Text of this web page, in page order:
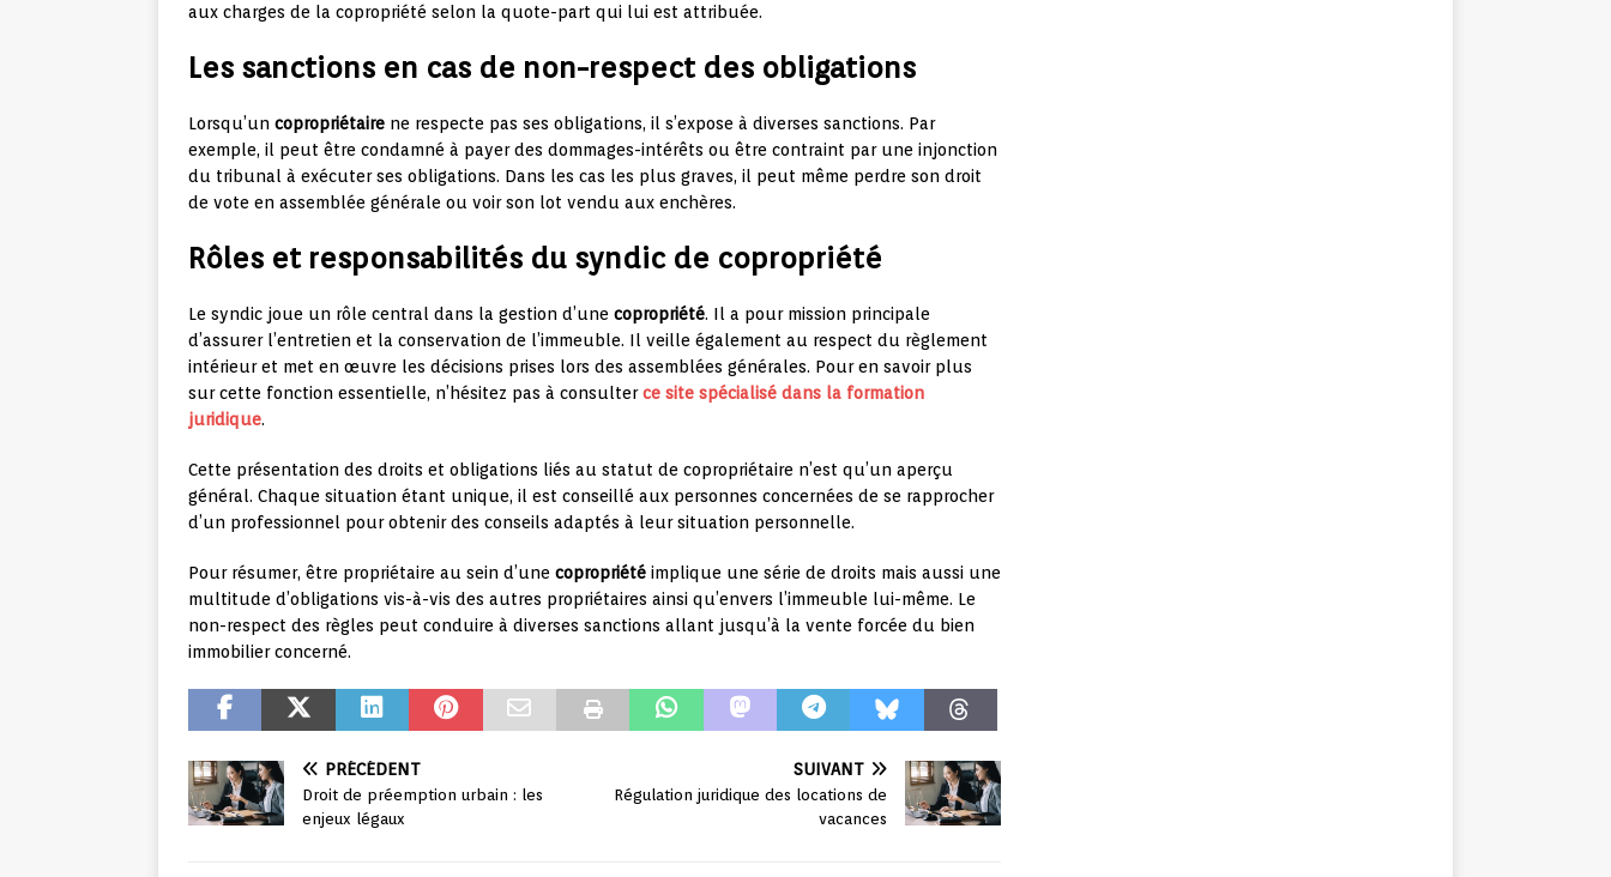
aux charges de la copropriété selon la quote-part qui lui est attribuée.
Les sanctions en cas de non-respect des obligations
Lorsqu’un copropriétaire ne respecte pas ses obligations, il s’expose à diverses sanctions. Par
exemple, il peut être condamné à payer des dommages-intérêts ou être contraint par une injonction
du tribunal à exécuter ses obligations. Dans les cas les plus graves, il peut même perdre son droit
de vote en assemblée générale ou voir son lot vendu aux enchères.
Rôles et responsabilités du syndic de copropriété
Le syndic joue un rôle central dans la gestion d’une copropriété. Il a pour mission principale
d’assurer l’entretien et la conservation de l’immeuble. Il veille également au respect du règlement
intérieur et met en œuvre les décisions prises lors des assemblées générales. Pour en savoir plus
sur cette fonction essentielle, n’hésitez pas à consulterce site spécialisé dans la formation
juridique.
Cette présentation des droits et obligations liés au statut de copropriétaire n’est qu’un aperçu
général. Chaque situation étant unique, il est conseillé aux personnes concernées de se rapprocher
d’un professionnel pour obtenir des conseils adaptés à leur situation personnelle.
Pour résumer, être propriétaire au sein d’une copropriété implique une série de droits mais aussi une
multitude d’obligations vis-à-vis des autres propriétaires ainsi qu’envers l’immeuble lui-même. Le
non-respect des règles peut conduire à diverses sanctions allant jusqu’à la vente forcée du bien
immobilier concerné.
PRÉCÉDENT
Droit de préemption urbain : les
enjeux légaux
SUIVANT
Régulation juridique des locations de
vacances